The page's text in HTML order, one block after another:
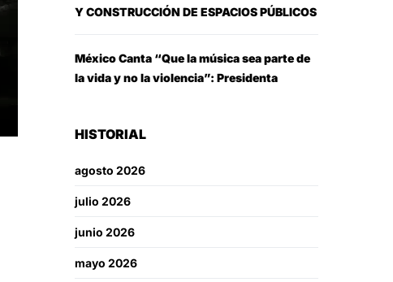
Y CONSTRUCCIÓN DE ESPACIOS PÚBLICOS
México Canta “Que la música sea parte de
la vida y no la violencia”: Presidenta
HISTORIAL
agosto 2026
julio 2026
junio 2026
mayo 2026